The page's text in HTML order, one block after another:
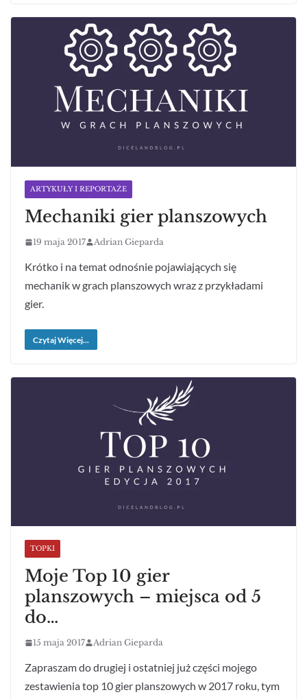
ARTYKUŁY I REPORTAŻE
Mechaniki gier planszowych
19 maja 2017 Adrian Gieparda
Krótko i na temat odnośnie pojawiających się
mechanik w grach planszowych wraz z przykładami
gier.
Czytaj Więcej...
TOPKI
Moje Top 10 gier
planszowych – miejsca od 5
do…
15 maja 2017 Adrian Gieparda
Zapraszam do drugiej i ostatniej już części mojego
zestawienia top 10 gier planszowych w 2017 roku, tym